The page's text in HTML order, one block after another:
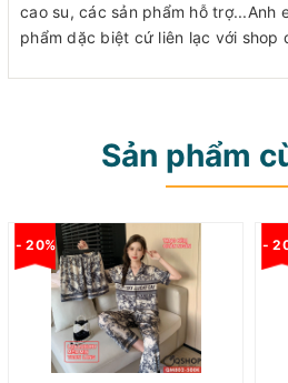
cao su, các sản phẩm hỗ trợ...Anh
phẩm dặc biệt cứ liên lạc với
Sản phẩm
- 20% -